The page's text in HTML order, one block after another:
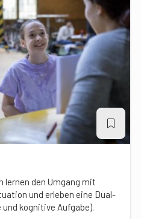
lernen den Umgang mit
und erleben eine Dual-
kognitive Aufgabe).